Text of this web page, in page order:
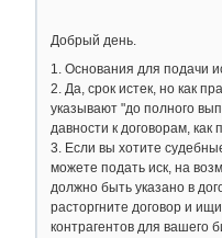
Добрый день.
1. Основания для подачи
2. Да, срок истек, но как
указывают "до полного
давности к договорам, как
3. Если вы хотите
можете подать иск, на
должно быть указано в
расторгните договор и
контрагентов для вашего